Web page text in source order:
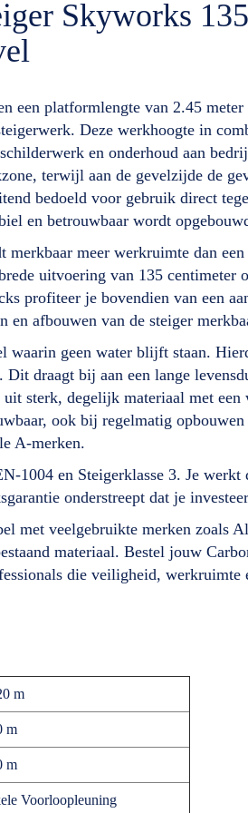
Skyworks
een platformlengte van 2.45
Deze werkhoogte in
en onderhoud aan
terwijl aan de gevelzijde de
bedoeld voor gebruik direct
en betrouwbaar wordt
meer werkruimte dan
uitvoering van 135
profiteer je bovendien van een
en afbouwen van de steiger
geen water blijft staan.
draagt bij aan een lange
sterk, degelijk materiaal met
ook bij regelmatig
A-merken.
1004 en Steigerklasse 3. Je
onderstreept dat je
met veelgebruikte merken zoals
materiaal. Bestel jouw
die veiligheid,
m
m
m
Voorloopleuning